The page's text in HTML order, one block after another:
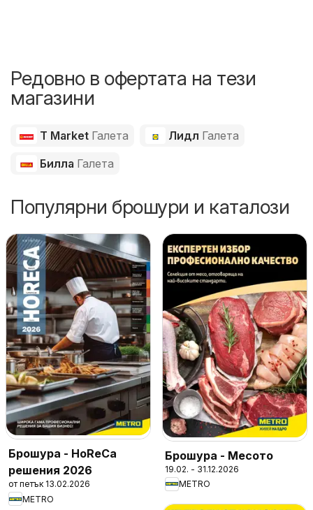
Редовно в офертата на тези
магазини
T Market Галета Лидл Галета
Билла Галета
Популярни брошури и каталози
Брошура - HoReCa
решения 2026
от петък 13.02.2026
METRO
Брошура - Месото
19.02. - 31.12.2026
METRO